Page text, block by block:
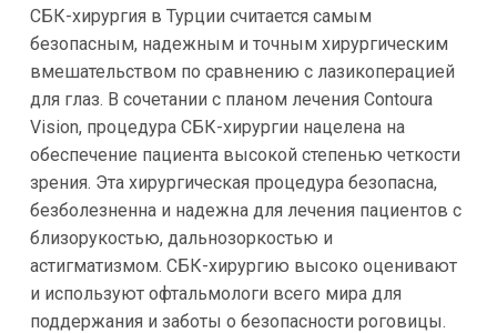
СБК-хирургия в Турции считается самым
безопасным, надежным и точным хирургическим
вмешательством по сравнению с лазикоперацией
для глаз. В сочетании с планом лечения Contoura
Vision, процедура СБК-хирургии нацелена на
обеспечение пациента высокой степенью четкости
зрения. Эта хирургическая процедура безопасна,
безболезненна и надежна для лечения пациентов с
близорукостью, дальнозоркостью и
астигматизмом. СБК-хирургию высоко оценивают
и используют офтальмологи всего мира для
поддержания и заботы о безопасности роговицы.